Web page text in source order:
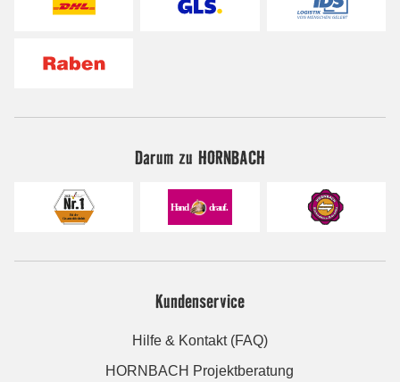
Darum zu HORNBACH
Kundenservice
Hilfe & Kontakt (FAQ)
HORNBACH Projektberatung